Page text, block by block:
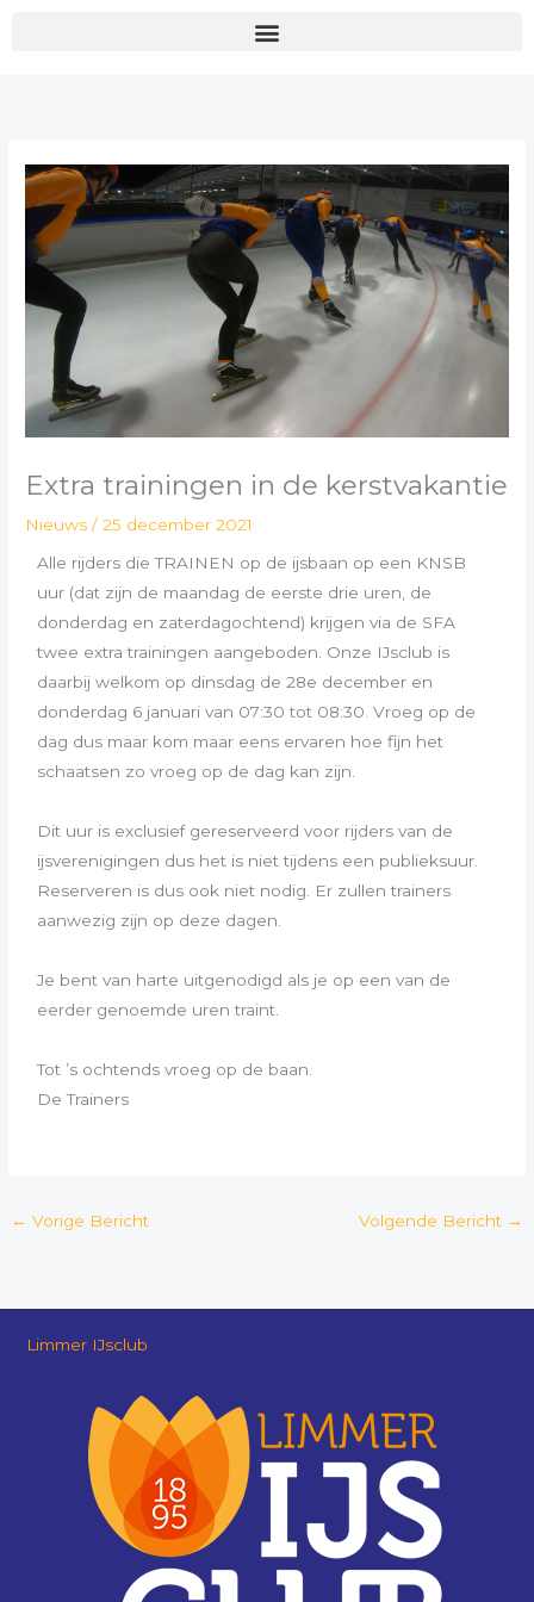
Extra trainingen in de kerstvakantie
Nieuws /25 december 2021
Alle rijders die TRAINEN op de ijsbaan op een KNSB
uur (dat zijn de maandag de eerste drie uren, de
donderdag en zaterdagochtend) krijgen via de SFA
twee extra trainingen aangeboden. Onze IJsclub is
daarbij welkom op dinsdag de 28e december en
donderdag 6 januari van 07:30 tot 08:30. Vroeg op de
dag dus maar kom maar eens ervaren hoe fijn het
schaatsen zo vroeg op de dag kan zijn.
Dit uur is exclusief gereserveerd voor rijders van de
ijsverenigingen dus het is niet tijdens een publieksuur.
Reserveren is dus ook niet nodig. Er zullen trainers
aanwezig zijn op deze dagen.
Je bent van harte uitgenodigd als je op een van de
eerder genoemde uren traint.
Tot ’s ochtends vroeg op de baan.
De Trainers
← Vorige Bericht Volgende Bericht →
Limmer IJsclub